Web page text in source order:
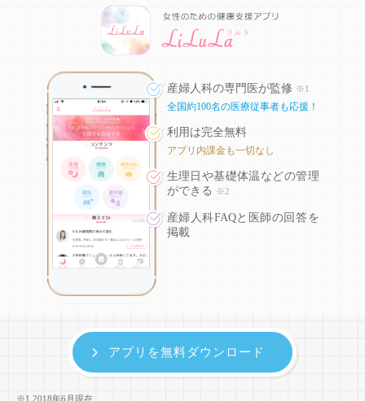
産婦人科の専門医が監修 ※1
全国約100名の医療従事者も応援！
利用は完全無料
アプリ内課金も一切なし
生理日や基礎体温などの管理
ができる
※2
産婦人科FAQと医師の回答を
掲載
※1 2018年6月現在
アプリを無料ダウンロード